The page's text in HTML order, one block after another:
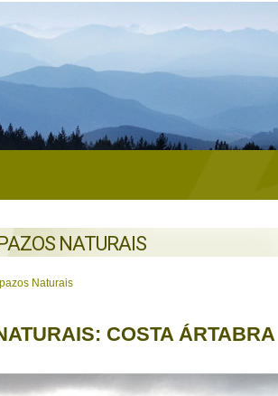
NATURAIS
Naturais
COSTA ÁRTABRA